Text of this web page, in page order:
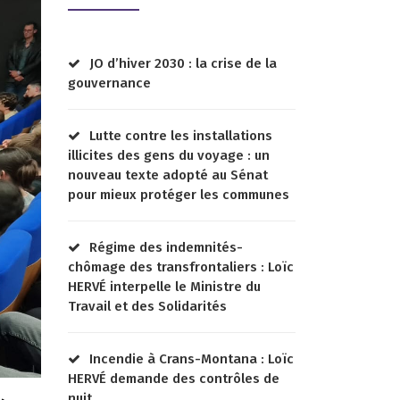
JO d’hiver 2030 : la crise de la
gouvernance
Lutte contre les installations
illicites des gens du voyage : un
nouveau texte adopté au Sénat
pour mieux protéger les communes
Régime des indemnités-
chômage des transfrontaliers : Loïc
HERVÉ interpelle le Ministre du
Travail et des Solidarités
Incendie à Crans-Montana : Loïc
HERVÉ demande des contrôles de